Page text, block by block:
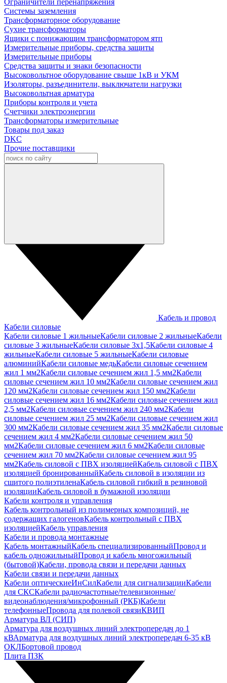
Ограничители перенапряжения
Системы заземления
Трансформаторное оборудование
Сухие трансформаторы
Ящики с понижающим трансформатором ятп
Измерительные приборы, средства защиты
Измерительные приборы
Средства защиты и знаки безопасности
Высоковольтное оборудование свыше 1кВ и УКМ
Изоляторы, разъединители, выключатели нагрузки
Высоковольтная арматура
Приборы контроля и учета
Счетчики электроэнергии
Трансформаторы измерительные
Товары под заказ
DKC
Прочие поставщики
Кабель и провод
Кабели силовые
Кабели силовые 1 жильныеКабели силовые 2 жильныеКабели
силовые 3 жильныеКабели силовые 3х1,5Кабели силовые 4
жильныеКабели силовые 5 жильныеКабели силовые
алюминийКабели силовые медьКабели силовые сечением
жил 1 мм2Кабели силовые сечением жил 1,5 мм2Кабели
силовые сечением жил 10 мм2Кабели силовые сечением жил
120 мм2Кабели силовые сечением жил 150 мм2Кабели
силовые сечением жил 16 мм2Кабели силовые сечением жил
2,5 мм2Кабели силовые сечением жил 240 мм2Кабели
силовые сечением жил 25 мм2Кабели силовые сечением жил
300 мм2Кабели силовые сечением жил 35 мм2Кабели силовые
сечением жил 4 мм2Кабели силовые сечением жил 50
мм2Кабели силовые сечением жил 6 мм2Кабели силовые
сечением жил 70 мм2Кабели силовые сечением жил 95
мм2Кабель силовой с ПВХ изоляциейКабель силовой с ПВХ
изоляцией бронированныйКабель силовой в изоляции из
сшитого полиэтиленаКабель силовой гибкий в резиновой
изоляцииКабель силовой в бумажной изоляции
Кабели контроля и управления
Кабель контрольный из полимерных композиций, не
содержащих галогеновКабель контрольный с ПВХ
изоляциейКабель управления
Кабели и провода монтажные
Кабель монтажныйКабель специализированныйПровод и
кабель одножильныйПровод и кабель многожильный
(бытовой)Кабели, провода связи и передачи данных
Кабели связи и передачи данных
Кабели оптическиеИнСилКабели для сигнализацииКабели
для СКСКабели радиочастотные/телевизионные/
видеонаблюдения/микрофонный (РКБ)Кабели
телефонныеПровода для полевой связиКВИП
Арматура ВЛ (СИП)
Арматура для воздушных линий электропередач до 1
кВАрматура для воздушных линий электропередач 6-35 кВ
ОКЛБортовой провод
Плита ПЗК